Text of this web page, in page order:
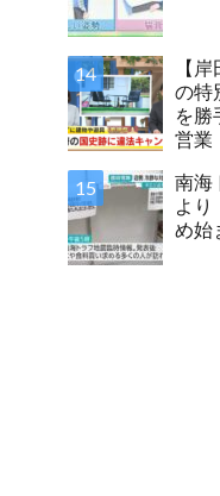
【
の特
を勝
営業
南海
よ
め始